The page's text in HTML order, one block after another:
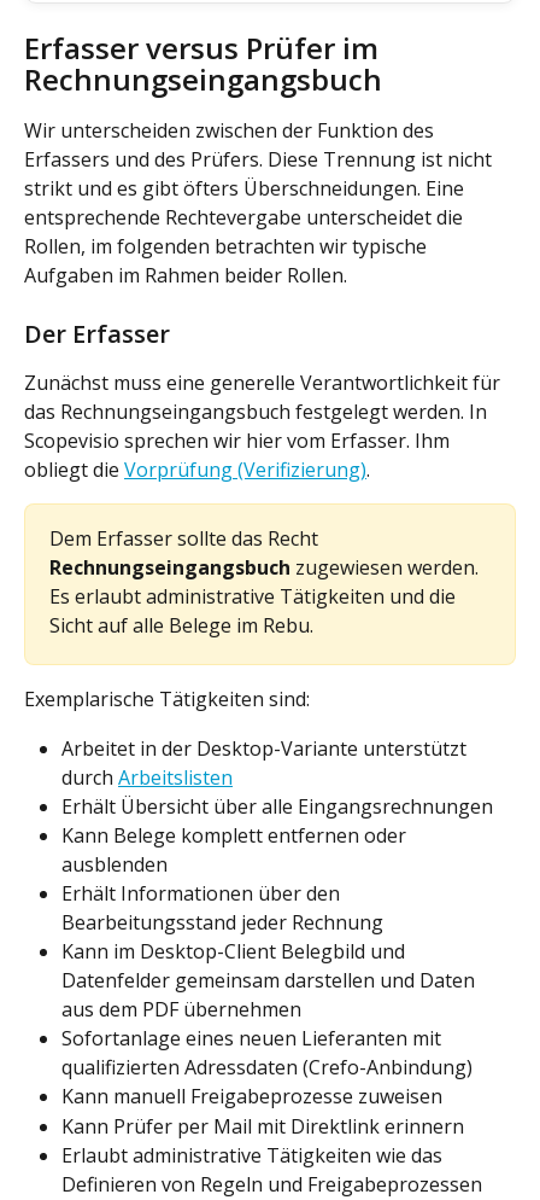
Erfasser versus Prüfer im
Rechnungseingangsbuch
Wir unterscheiden zwischen der Funktion des
Erfassers und des Prüfers. Diese Trennung ist nicht
strikt und es gibt öfters Überschneidungen. Eine
entsprechende Rechtevergabe unterscheidet die
Rollen, im folgenden betrachten wir typische
Aufgaben im Rahmen beider Rollen.
Der Erfasser
Zunächst muss eine generelle Verantwortlichkeit für
das Rechnungseingangsbuch festgelegt werden. In
Scopevisio sprechen wir hier vom Erfasser. Ihm
obliegt die Vorprüfung (Verifizierung).
Dem Erfasser sollte das Recht
Rechnungseingangsbuch zugewiesen werden.
Es erlaubt administrative Tätigkeiten und die
Sicht auf alle Belege im Rebu.
Exemplarische Tätigkeiten sind:
Arbeitet in der Desktop-Variante unterstützt
durch Arbeitslisten
Erhält Übersicht über alle Eingangsrechnungen
Kann Belege komplett entfernen oder
ausblenden
Erhält Informationen über den
Bearbeitungsstand jeder Rechnung
Kann im Desktop-Client Belegbild und
Datenfelder gemeinsam darstellen und Daten
aus dem PDF übernehmen
Sofortanlage eines neuen Lieferanten mit
qualifizierten Adressdaten (Crefo-Anbindung)
Kann manuell Freigabeprozesse zuweisen
Kann Prüfer per Mail mit Direktlink erinnern
Erlaubt administrative Tätigkeiten wie das
Definieren von Regeln und Freigabeprozessen